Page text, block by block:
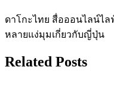
ดาโกะไทย สื่อออนไลน์ไ
หลายแง่มุมเกี่ยวกับญี่ปุ่น
Related Posts